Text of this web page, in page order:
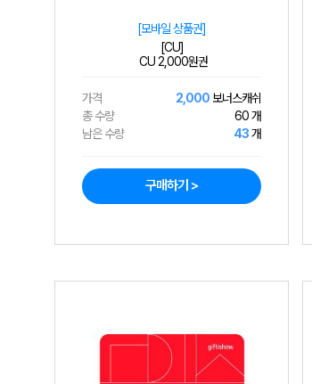
[모바일 상품권]
[CU]
CU 2,000원권
가격 2,000 보너스캐쉬
총 수량
60 개
남은 수량
43개
구매하기 >